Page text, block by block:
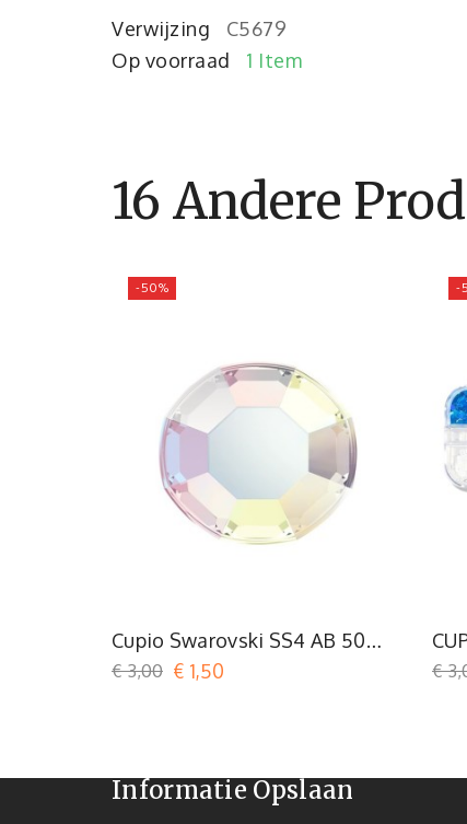
Verwijzing
C5679
Op voorraad
1 Item
16 Andere
-50%
Cupio Swarovski SS4 AB 50
PCS
€ 3,00 € 1,50
-
€
Informatie Opslaan